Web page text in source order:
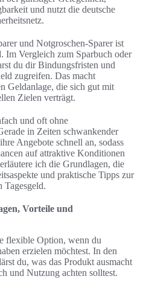
und nutzt die deutsche
und Notgroschen-Sparer ist
Im Vergleich zum Sparbuch oder
du dir Bindungsfristen und
zugreifen. Das macht
Geldanlage, die sich gut mit
Zielen verträgt.
und oft ohne
in Zeiten schwankender
Angebote schnell an, sodass
auf attraktive Konditionen
ich die Grundlagen, die
und praktische Tipps zur
Vorteile und
flexible Option, wenn du
erzielen möchtest. In den
du, was das Produkt ausmacht
und Nutzung achten solltest.